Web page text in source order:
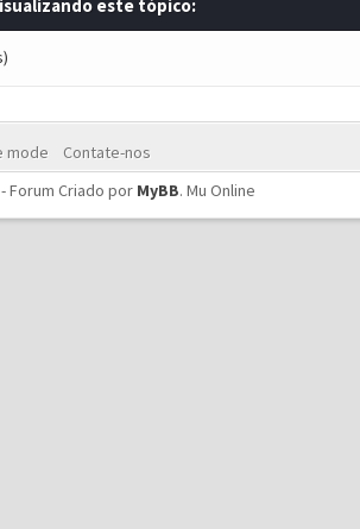
este tópico:
mode
Contate-nos
- Forum Criado por MyBB. Mu Online